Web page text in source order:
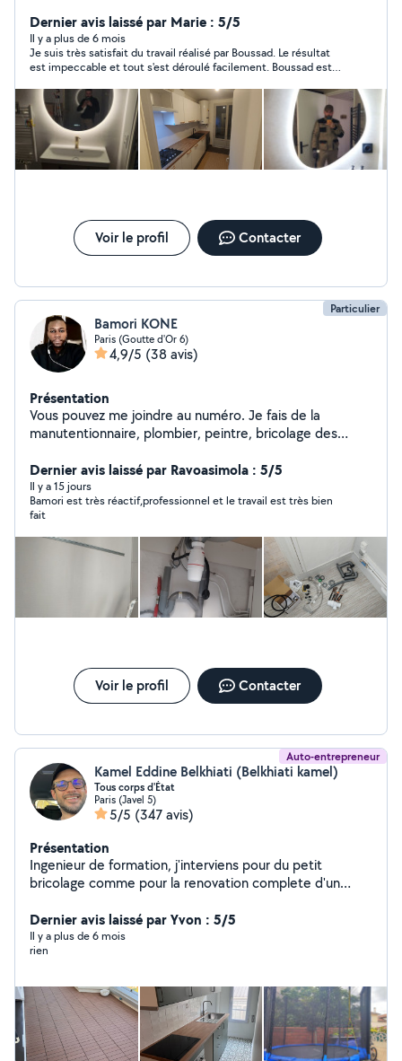
quotidien : réparations, installations et diverses
interventions. Je vous garantis un travail sérieux, soigné
et efficace, avec une vraie attention aux détails. À
l'écoute de vos besoins, je vous accompagne pour
concrétiser vos projets dans les meilleures conditions.
N'hésitez pas à me contacter.
Dernier avis laissé par Marie : 5/5
Il y a plus de 6 mois
Je suis très satisfait du travail réalisé par Boussad. Le résultat
est impeccable et tout s'est déroulé facilement. Boussad est
recommande sans hésiter ! :)
Voir le profil Contacter
Particulier
Bamori KONE
Paris (Goutte d'Or 6)
4,9/5 (38 avis)
Présentation
Vous pouvez me joindre au numéro. Je fais de la
manutentionnaire, plombier, peintre, bricolage des
de terace, ménage, jardinerie, ouverture des portes
bloqué
Dernier avis laissé par Ravoasimola : 5/5
Il y a 15 jours
Bamori est très réactif,professionnel et le travail est très bien
fait
Voir le profil Contacter
Auto-entrepreneur
Kamel Eddine Belkhiati (Belkhiati kamel)
Tous corps d'État
Paris (Javel 5)
5/5 (347 avis)
Présentation
Ingenieur de formation, j'interviens pour du petit
bricolage comme pour la renovation complete d'un
d'un electricien batiment, d'un plombier chauffagiste,
d'un peintre, d'un plaquiste et d'un carreleur.
Dernier avis laissé par Yvon : 5/5
Il y a plus de 6 mois
rien